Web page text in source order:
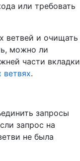
или требовать
ветвей и очищать
можно ли
части вкладки
.
запросы
запрос на
не была